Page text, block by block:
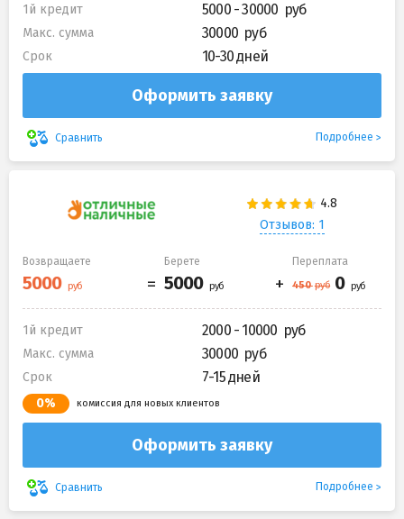
1й кредит 5000 - 30000
Макс. сумма 30000
Срок 10-30 дней
Оформить заявку
Сравнить Подробнее
Отзывов: 1
Возвращаете Берете Переплата
1й кредит 2000 - 10000
Макс. сумма 30000
Срок 7-15 дней
0% комиссия для новых клиентов
Оформить заявку
Сравнить Подробнее